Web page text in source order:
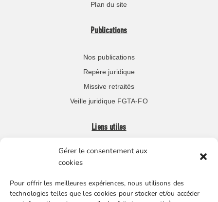
Gérer le consentement aux
cookies
Pour offrir les meilleures expériences, nous utilisons des
technologies telles que les cookies pour stocker et/ou accéder
Plan du site
Publications
Nos publications
Repère juridique
Missive retraités
Veille juridique FGTA-FO
Liens utiles
Boutique en ligne
Nos partenaires
Gestion des cookies